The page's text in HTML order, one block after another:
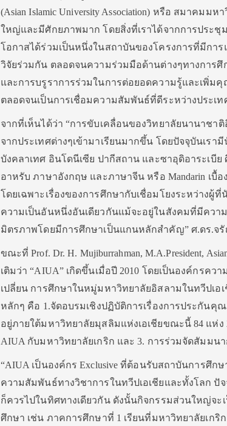
(Asian Islamic University Association) หรือ สมาคมม
ใหญ่และมีศักยภาพมาก โดยสิ่งที่เราได้จากการประชุ
โอกาสได้ร่วมเป็นหนึ่งในสถาบันของโครงการที่มีกา
วิจัยร่วมกัน ตลอดจนความร่วมมือด้านต่างๆทางการ
และการบรูราการร่วมในการต่อยอดความรู้และเพิ่ม
ตลอดจนเป็นการเชื่อมความสัมพันธ์ที่ดีระหว่างประเท
จากที่เห็นได้ว่า “การขับเคลื่อนของวิทยาลัยนานาชา
จากประเทศต่างๆเข้ามาเรียนมากขึ้น โดยปัจจุบันเร
บังคลาเทศ อินโดนีเซีย​ ปากีสถาน​ และซาอุดิอาระเบี
อาหรับ​ ภาษาอังกฤษ และภาษาจีน หรือ Mandarin เ
โดยเฉพาะเรื่องของการศึกษากับเชื่อมโยงระหว่าง
ความเป็นอันหนึ่งอันเดียวกันแม้จะอยู่ในสังคมที่มีควา
มิตรภาพโดยมีการศึกษาเป็นแกนหลักสำคัญ” ศ.ดร.จ
ขณะที่ Prof. Dr. H. Mujiburrahman, M.A.President,
เติมว่า “AIUA” เกิดขึ้นเมื่อปี 2010 โดยเป็นองค์กรค
เปลี่ยน การศึกษาในหมู่มหาวิทยาลัยอิสลามในทวีปเ
หลักๆ คือ 1.จัดอบรมเชิงปฏิบัติการเรื่องการประกัน
อยู่ภายใต้มหาวิทยาลัยมุสลิมแห่งเอเชียขณะนี้ 84 แห่
AIUA กับมหาวิทยาลัยเกริก​ และ 3. การร่วมจัดสัมมน
“AIUA เป็นองค์กร Exclusive ที่ต้อนรับสถาบันการศึ
ความสัมพันธ์ทางวิชาการในทวีปเอเชียและทั้งโลก ปั
ก็ควรไปในทิศทางเดียวกัน ดังนั้นกิจกรรมส่วน​ใหญ่​จ
ศึกษา​ เช่น ภาคการศึกษาที่ 1 เรียนที่มหาวิทยาลัยเก